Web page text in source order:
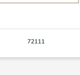
72111